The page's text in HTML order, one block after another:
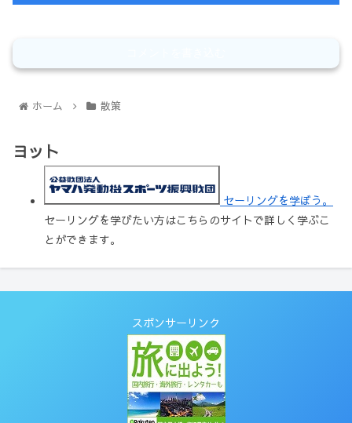
ホーム 散策
ヨット
セーリングを学ぼう。
セーリングを学びたい方はこちらのサイトで詳しく学ぶこ
とができます。
スポンサーリンク